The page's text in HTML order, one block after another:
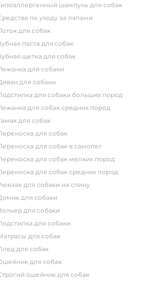
гипоаллергенный шампунь для собак
средства по уходу за лапами
лоток для собак
зубная паста для собак
зубная щетка для собак
лежанка для собаки
диван для собаки
подстилка для собаки больших пород
лежанка для собак средних пород
гамак для собак
переноска для собак
переноска для собак в самолет
переноска для собак мелких пород
переноска для собак средних пород
рюкзак для собаки на спину
домик для собаки
вольер для собаки
подстилка для собаки
матрасы для собак
плед для собак
ошейник для собак
строгий ошейник для собак